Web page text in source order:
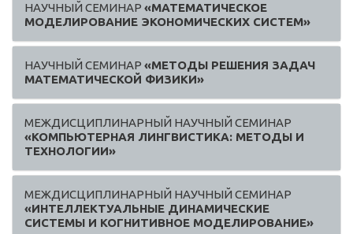
НАУЧНЫЙ СЕМИНАР «МАТЕМАТИЧЕСКОЕ
МОДЕЛИРОВАНИЕ ЭКОНОМИЧЕСКИХ СИСТЕМ»
НАУЧНЫЙ СЕМИНАР «МЕТОДЫ РЕШЕНИЯ ЗАДАЧ
МАТЕМАТИЧЕСКОЙ ФИЗИКИ»
МЕЖДИСЦИПЛИНАРНЫЙ НАУЧНЫЙ СЕМИНАР
«КОМПЬЮТЕРНАЯ ЛИНГВИСТИКА: МЕТОДЫ И
ТЕХНОЛОГИИ»
МЕЖДИСЦИПЛИНАРНЫЙ НАУЧНЫЙ СЕМИНАР
«ИНТЕЛЛЕКТУАЛЬНЫЕ ДИНАМИЧЕСКИЕ
СИСТЕМЫ И КОГНИТИВНОЕ МОДЕЛИРОВАНИЕ»